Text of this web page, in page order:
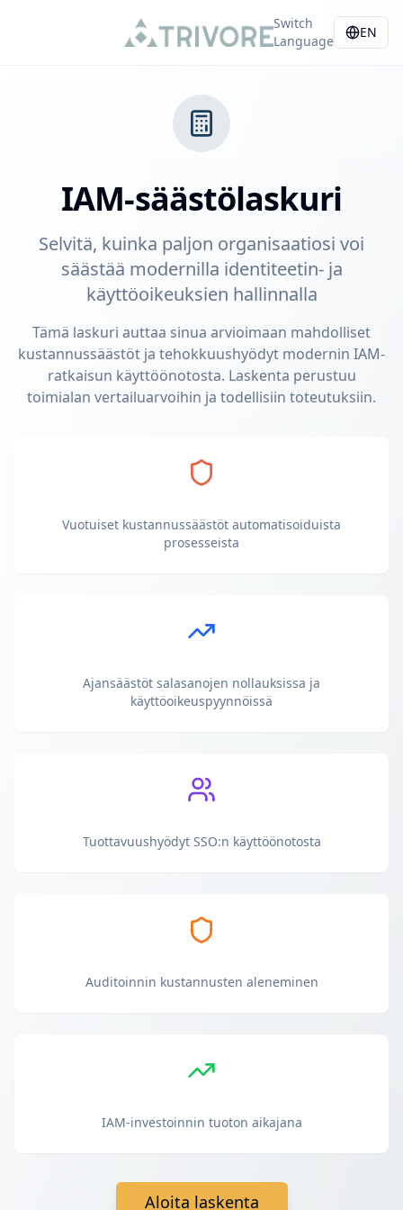
Switch
Language
EN
IAM-säästölaskuri
Selvitä, kuinka paljon organisaatiosi voi
säästää modernilla identiteetin- ja
käyttöoikeuksien hallinnalla
Tämä laskuri auttaa sinua arvioimaan mahdolliset
kustannussäästöt ja tehokkuushyödyt modernin IAM-
ratkaisun käyttöönotosta. Laskenta perustuu
toimialan vertailuarvoihin ja todellisiin toteutuksiin.
Vuotuiset kustannussäästöt automatisoiduista
prosesseista
Ajansäästöt salasanojen nollauksissa ja
käyttöoikeuspyynnöissä
Tuottavuushyödyt SSO:n käyttöönotosta
Auditoinnin kustannusten aleneminen
IAM-investoinnin tuoton aikajana
Aloita laskenta